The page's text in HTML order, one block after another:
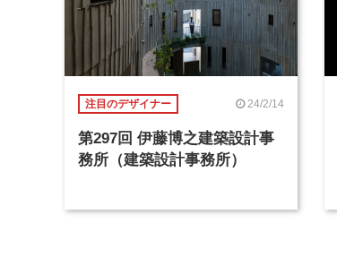
注目のデザイナー 24/2/14
第297回 伊藤博之建築設計事
務所（建築設計事務所）